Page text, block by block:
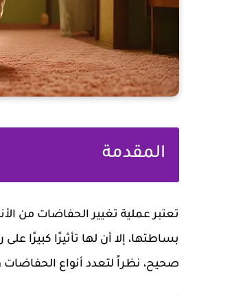
المقدمة
تعتبر عملية تغيير الحفاضات من
بساطتها، إلا أن لها تأثيرًا كبيرًا
صحيح، نظراً لتعدد أنواع الحفاضات